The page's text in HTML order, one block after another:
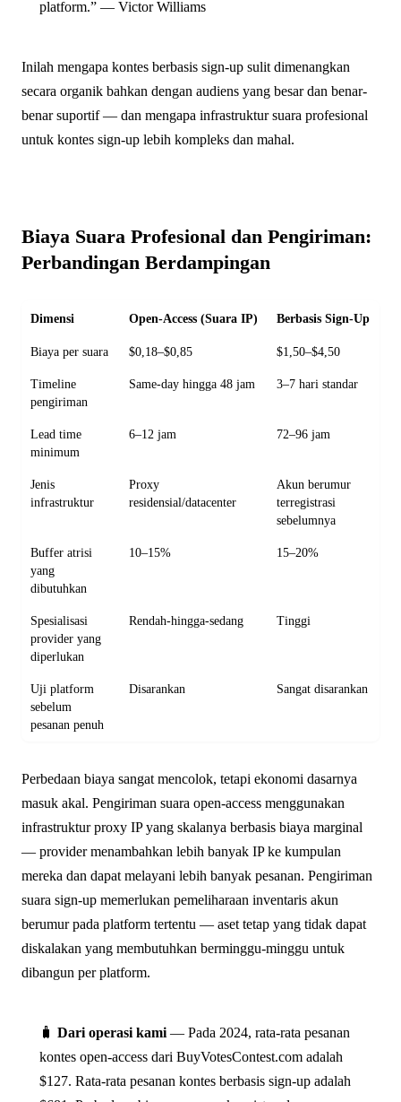
platform.” — Victor Williams
Inilah mengapa kontes berbasis sign-up sulit dimenangkan
secara organik bahkan dengan audiens yang besar dan benar-
benar suportif — dan mengapa infrastruktur suara profesional
untuk kontes sign-up lebih kompleks dan mahal.
Biaya Suara Profesional dan Pengiriman:
Perbandingan Berdampingan
Dimensi Open-Access (Suara IP) Berbasis Sign-Up
Biaya per suara $0,18–$0,85 $1,50–$4,50
Timeline
pengiriman
Same-day hingga 48 jam 3–7 hari standar
Lead time
minimum
6–12 jam 72–96 jam
Jenis
infrastruktur
Proxy
residensial/datacenter
Akun berumur
terregistrasi
sebelumnya
Buffer atrisi
yang
dibutuhkan
10–15% 15–20%
Spesialisasi
provider yang
diperlukan
Rendah-hingga-sedang Tinggi
Uji platform
sebelum
pesanan penuh
Disarankan Sangat disarankan
Perbedaan biaya sangat mencolok, tetapi ekonomi dasarnya
masuk akal. Pengiriman suara open-access menggunakan
infrastruktur proxy IP yang skalanya berbasis biaya marginal
— provider menambahkan lebih banyak IP ke kumpulan
mereka dan dapat melayani lebih banyak pesanan. Pengiriman
suara sign-up memerlukan pemeliharaan inventaris akun
berumur pada platform tertentu — aset tetap yang tidak dapat
diskalakan yang membutuhkan berminggu-minggu untuk
dibangun per platform.
🧳 Dari operasi kami — Pada 2024, rata-rata pesanan
kontes open-access dari BuyVotesContest.com adalah
$127. Rata-rata pesanan kontes berbasis sign-up adalah